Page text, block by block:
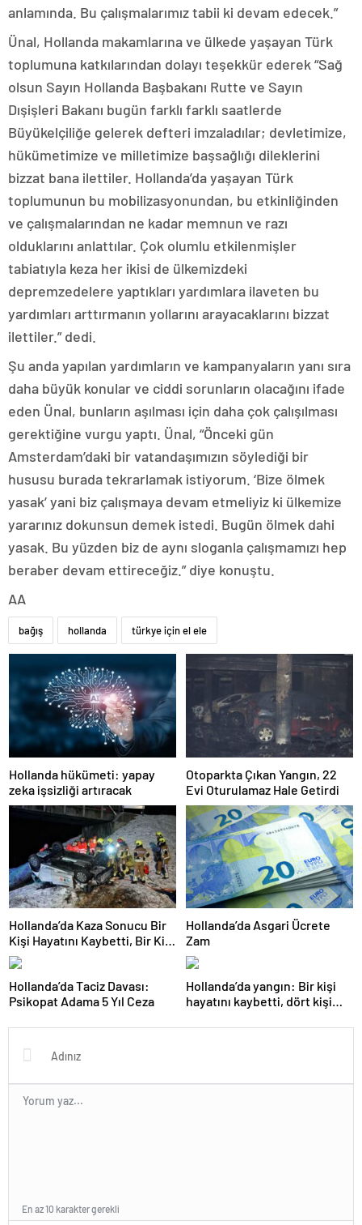
anlamında. Bu çalışmalarımız tabii ki devam edecek.”
Ünal, Hollanda makamlarına ve ülkede yaşayan Türk
toplumuna katkılarından dolayı teşekkür ederek “Sağ
olsun Sayın Hollanda Başbakanı Rutte ve Sayın
Dışişleri Bakanı bugün farklı farklı saatlerde
Büyükelçiliğe gelerek defteri imzaladılar; devletimize,
hükümetimize ve milletimize başsağlığı dileklerini
bizzat bana ilettiler. Hollanda’da yaşayan Türk
toplumunun bu mobilizasyonundan, bu etkinliğinden
ve çalışmalarından ne kadar memnun ve razı
olduklarını anlattılar. Çok olumlu etkilenmişler
tabiatıyla keza her ikisi de ülkemizdeki
depremzedelere yaptıkları yardımlara ilaveten bu
yardımları arttırmanın yollarını arayacaklarını bizzat
ilettiler.” dedi.
Şu anda yapılan yardımların ve kampanyaların yanı sıra
daha büyük konular ve ciddi sorunların olacağını ifade
eden Ünal, bunların aşılması için daha çok çalışılması
gerektiğine vurgu yaptı. Ünal, “Önceki gün
Amsterdam’daki bir vatandaşımızın söylediği bir
hususu burada tekrarlamak istiyorum. ‘Bize ölmek
yasak’ yani biz çalışmaya devam etmeliyiz ki ülkemize
yararınız dokunsun demek istedi. Bugün ölmek dahi
yasak. Bu yüzden biz de aynı sloganla çalışmamızı hep
beraber devam ettireceğiz.” diye konuştu.
AA
bağış hollanda türkye için el ele
Hollanda hükümeti: yapay
zeka işsizliği artıracak
Otoparkta Çıkan Yangın, 22
Evi Oturulamaz Hale Getirdi
Hollanda’da Kaza Sonucu Bir
Kişi Hayatını Kaybetti, Bir Kişi
Ağır Yaralandı
Hollanda’da Asgari Ücrete
Zam
Hollanda’da Taciz Davası:
Psikopat Adama 5 Yıl Ceza
Hollanda’da yangın: Bir kişi
hayatını kaybetti, dört kişi
En az 10 karakter gerekli